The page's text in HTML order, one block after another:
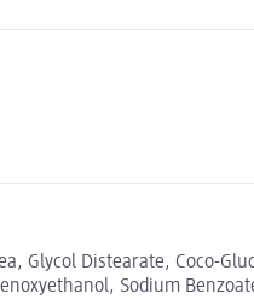
Glycol Distearate, Coco-
Sodium